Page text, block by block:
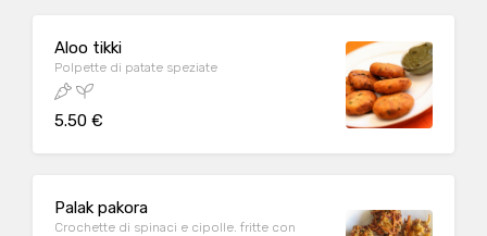
Aloo tikki
Polpette di patate speziate
5.50 €
Palak pakora
Crochette di spinaci e cipolle. fritte con